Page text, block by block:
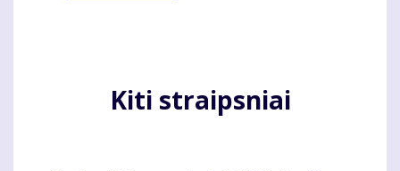
Kiti straipsniai